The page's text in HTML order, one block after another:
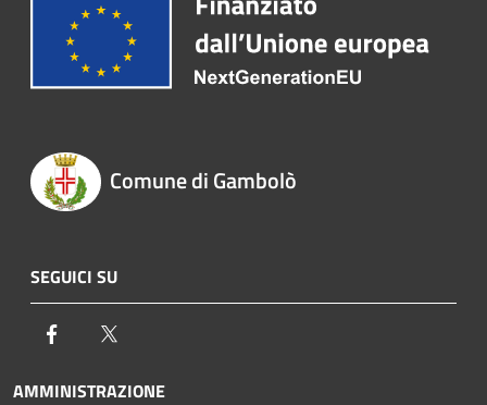
Comune di Gambolò
SEGUICI SU
Facebook
AMMINISTRAZIONE